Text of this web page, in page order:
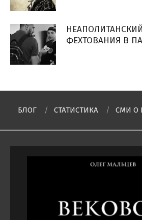
ФЕХТОВАНИЯ В
БЛОГ СТАТИСТИКА СМИ О